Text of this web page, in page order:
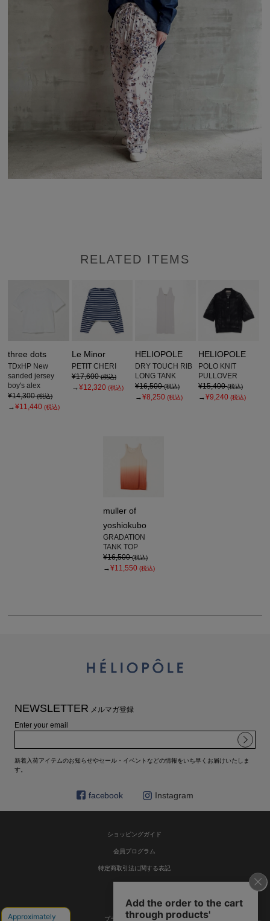
RELATED ITEMS
three dots
TDxHP New
sanded jersey
boy's alex
¥14,300(税込)
→¥11,440(税込)
Le Minor
PETIT CHERI
¥17,600(税込)
→¥12,320 (税込)
HELIOPOLE
DRY TOUCH RIB
LONG TANK
¥16,500(税込)
→¥8,250 (税込)
HELIOPOLE
POLO KNIT
PULLOVER
¥15,400(税込)
→¥9,240(税込)
muller of
yoshiokubo
GRADATION
TANK TOP
¥16,500(税込)
→¥11,550(税込)
NEWSLETTER メルマガ登録
Enter your email
新着入荷アイテムのお知らせやセール・イベントなどの情報をいち早くお届けいたしま
す。
facebook Instagram
ショッピングガイド
会員プログラム
特定商取引法に関する表記
利用規約
プライバシーポリシー